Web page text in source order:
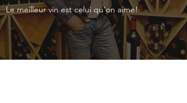
Le meilleur vin est celui qu'on aime!